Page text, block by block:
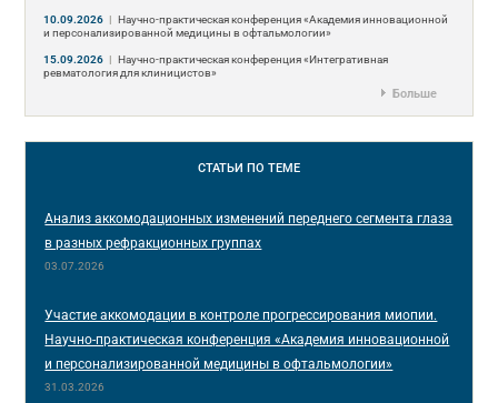
10.09.2026 | Научно-практическая конференция «Академия инновационной
и персонализированной медицины в офтальмологии»
15.09.2026 | Научно-практическая конференция «Интегративная
ревматология для клиницистов»
Больше
СТАТЬИ ПО ТЕМЕ
Анализ аккомодационных изменений переднего сегмента глаза
в разных рефракционных группах
03.07.2026
Участие аккомодации в контроле прогрессирования миопии.
Научно-практическая конференция «Академия инновационной
и персонализированной медицины в офтальмологии»
31.03.2026